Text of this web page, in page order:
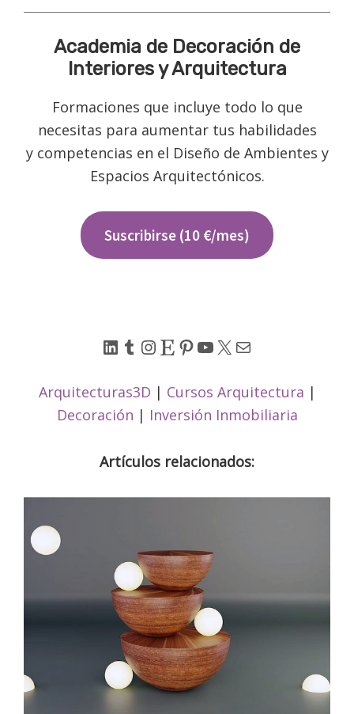
Academia de Decoración de
Interiores y Arquitectura
Formaciones que incluye todo lo que
necesitas para aumentar tus habilidades
y competencias en el Diseño de Ambientes y
Espacios Arquitectónicos.
Suscribirse (10 €/mes)
LinkedIn
Tumblr
Instagram
EtsyPinterest
YouTube
X Correo electrónico
Arquitecturas3D | Cursos Arquitectura |
Decoración | Inversión Inmobiliaria
Artículos relacionados: